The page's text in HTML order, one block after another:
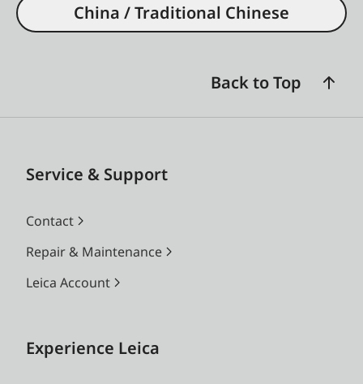
China / Traditional Chinese
Back to Top
Service & Support
Contact
Repair & Maintenance
Leica Account
Experience Leica